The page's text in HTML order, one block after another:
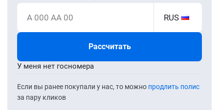
А 000 АА 00 RUS
Рассчитать
Если вы ранее покупали у нас, то можно продлить полис
за пару кликов
У меня нет госномера